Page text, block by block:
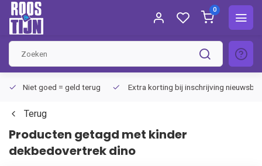
0
Niet goed = geld terug Extra korting bij inschrijving
Terug
Producten getagd met kinder
dekbedovertrek dino